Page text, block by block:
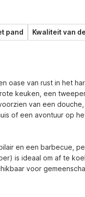
pand Kwaliteit van
oase van rust in het
keuken, een
van een
of een avontuur op
en een barbecue,
is ideaal om af te
voor